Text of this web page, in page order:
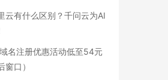
云有什么区别？千问云为AI
名注册优惠活动低至54元
窗口）